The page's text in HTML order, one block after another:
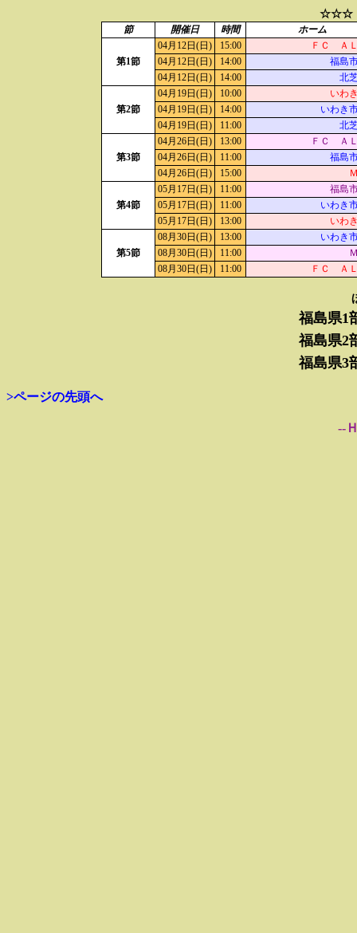
☆☆☆
節 開催日 時間 ホーム
第1節
04月12日(日) 15:00
ＦＣ Ａ
04月12日(日)
14:00
福島
04月12日(日)
14:00 北
第2節
04月19日(日) 10:00
いわ
04月19日(日)
14:00
いわき
04月19日(日)
11:00 北
第3節
04月26日(日) 13:00
ＦＣ Ａ
04月26日(日)
11:00
福島
04月26日(日)
15:00
第4節
05月17日(日) 11:00
福島
05月17日(日)
11:00
いわき
05月17日(日)
13:00 いわ
第5節
08月30日(日) 13:00
いわき
08月30日(日)
11:00
08月30日(日)
11:00 ＦＣ Ａ
福島県1
福島県2
福島県3
>ページの先頭へ
--